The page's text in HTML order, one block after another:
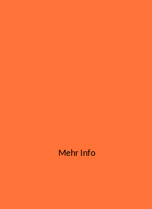
Mehr Info